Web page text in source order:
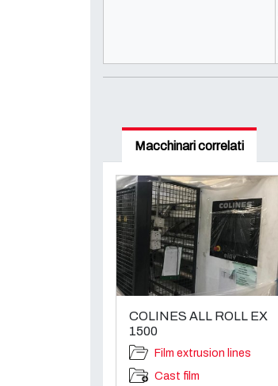
Macchinari correlati
COLINES ALL ROLL EX
1500
Film extrusion lines
Cast film